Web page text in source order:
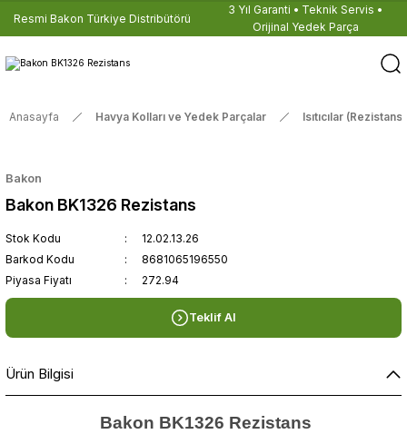
Resmi Bakon Türkiye Distribütörü
3 Yıl Garanti • Teknik Servis •
Orijinal Yedek Parça
Anasayfa Havya Kolları ve Yedek Parçalar Isıtıcılar
Bakon
Bakon BK1326 Rezistans
Stok Kodu
12.02.13.26
Barkod Kodu
8681065196550
Piyasa Fiyatı
272.94
Teklif Al
Ürün Bilgisi
Bakon BK1326 Rezistans